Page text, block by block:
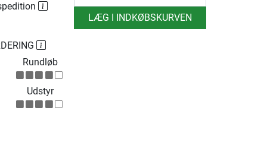
LÆG I INDKØBSKURVEN
Rundløb
Udstyr